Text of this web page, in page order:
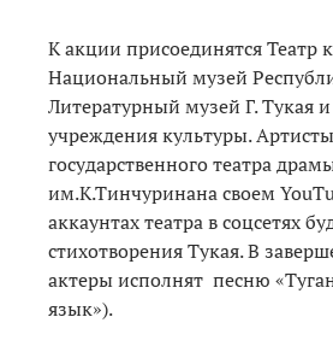
К акции присоединятся Театр
Национальный музей
Литературный музей Г. Тукая
учреждения культуры.
государственного театра
им.К.Тинчуринана своем
аккаунтах театра в соцсетях
стихотворения Тукая. В
актеры исполнят песню
язык»).